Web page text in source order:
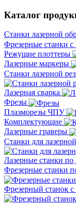
Каталог
Станки лазерной
Фрезерные станки
Режущие плоттеры
Лазерные маркеры
Станки лазерной
Лазерная сварка
Фрезы
Плазморезы ЧПУ
Комплектующие
Лазерные граверы
Станки для
Лазерные станки по
Фрезерные станки
Фрезерный станок